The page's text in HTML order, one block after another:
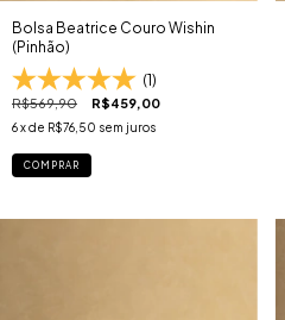
Bolsa Beatrice Couro Wishin
(Pinhão)
(1)
R$569,90 R$459,00
6x de R$76,50 sem juros
COMPRAR